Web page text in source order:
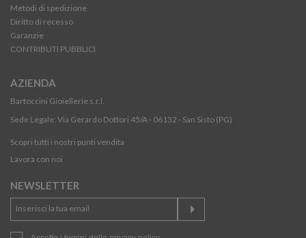
Metodi di spedizione
Diritto di recesso
Garanzie
CONTRIBUTI PUBBLICI
AZIENDA
Bartoccini Gioiellerie s.r.l.
Sede Legale: Via Gerardo Dottori 45/A - 06132 - San Sisto (PG)
Scopri tutti i nostri punti vendita
Lavora con noi
NEWSLETTER